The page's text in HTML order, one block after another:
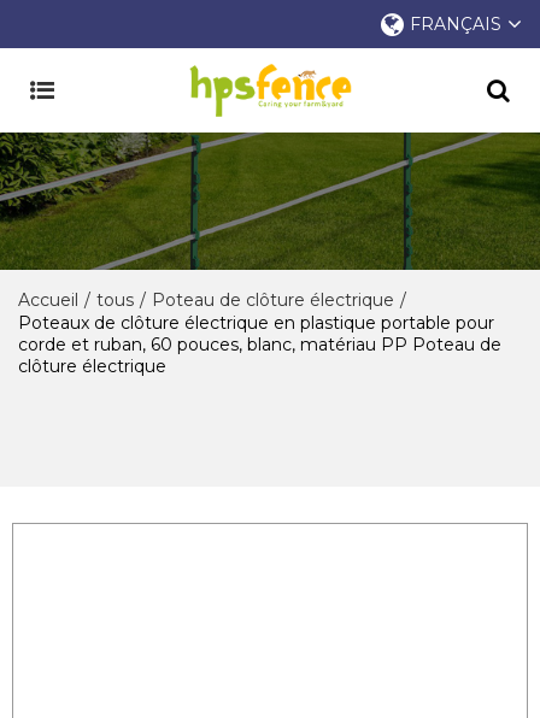
FRANÇAIS
Accueil / tous / Poteau de clôture électrique /
Poteaux de clôture électrique en plastique portable pour
corde et ruban, 60 pouces, blanc, matériau PP Poteau de
clôture électrique